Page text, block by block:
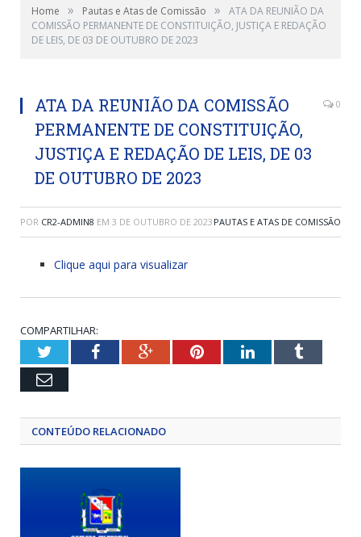
Home » Pautas e Atas de Comissão »
ATA DA REUNIÃO DA
COMISSÃO PERMANENTE DE CONSTITUIÇÃO, JUSTIÇA E REDAÇÃO
DE LEIS, DE 03 DE OUTUBRO DE 2023
ATA DA REUNIÃO DA COMISSÃO
PERMANENTE DE CONSTITUIÇÃO,
JUSTIÇA E REDAÇÃO DE LEIS, DE 03
DE OUTUBRO DE 2023
0
POR CR2-ADMIN8 EM 3 DE OUTUBRO DE 2023 PAUTAS E ATAS DE COMISSÃO
Clique aqui para visualizar
COMPARTILHAR:
TwitterFacebookGoogle+PinterestLinkedInTumblr
Email
CONTEÚDO RELACIONADO